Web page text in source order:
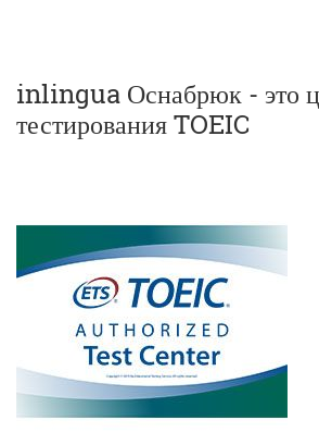
inlingua Оснабрюк - это
тестирования TOEIC